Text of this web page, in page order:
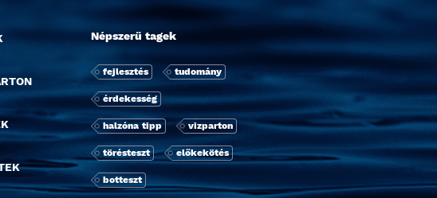
Népszerű tagek
fejlesztés tudomány
érdekesség
halzóna tipp vizparton
törésteszt előkekötés
botteszt